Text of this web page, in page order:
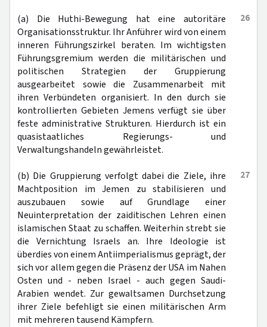
26
(a) Die Huthi-Bewegung hat eine autoritäre
Organisationsstruktur. Ihr Anführer wird von einem
inneren Führungszirkel beraten. Im wichtigsten
Führungsgremium werden die militärischen und
politischen Strategien der Gruppierung
ausgearbeitet sowie die Zusammenarbeit mit
ihren Verbündeten organisiert. In den durch sie
kontrollierten Gebieten Jemens verfügt sie über
feste administrative Strukturen. Hierdurch ist ein
quasistaatliches Regierungs- und
Verwaltungshandeln gewährleistet.
27
(b) Die Gruppierung verfolgt dabei die Ziele, ihre
Machtposition im Jemen zu stabilisieren und
auszubauen sowie auf Grundlage einer
Neuinterpretation der zaiditischen Lehren einen
islamischen Staat zu schaffen. Weiterhin strebt sie
die Vernichtung Israels an. Ihre Ideologie ist
überdies von einem Antiimperialismus geprägt, der
sich vor allem gegen die Präsenz der USA im Nahen
Osten und - neben Israel - auch gegen Saudi-
Arabien wendet. Zur gewaltsamen Durchsetzung
ihrer Ziele befehligt sie einen militärischen Arm
mit mehreren tausend Kämpfern.